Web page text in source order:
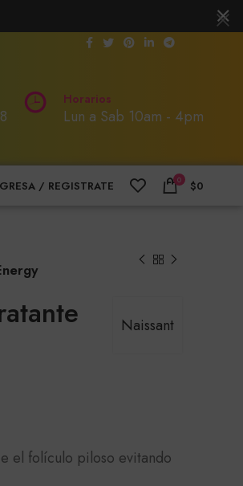
Horarios
Lun a Sab 10am - 4pm
/ REGISTRATE 0 $0
Naissant
el folículo piloso evitando